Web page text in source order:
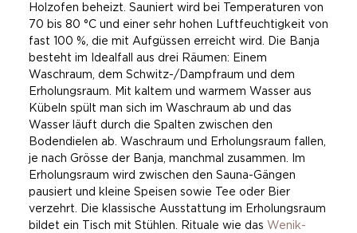
Holzofen beheizt. Sauniert wird bei Temperaturen von
70 bis 80 °C und einer sehr hohen Luftfeuchtigkeit von
fast 100 %, die mit Aufgüssen erreicht wird. Die Banja
besteht im Idealfall aus drei Räumen: Einem
Waschraum, dem Schwitz-/Dampfraum und dem
Erholungsraum. Mit kaltem und warmem Wasser aus
Kübeln spült man sich im Waschraum ab und das
Wasser läuft durch die Spalten zwischen den
Bodendielen ab. Waschraum und Erholungsraum fallen,
je nach Grösse der Banja, manchmal zusammen. Im
Erholungsraum wird zwischen den Sauna-Gängen
pausiert und kleine Speisen sowie Tee oder Bier
verzehrt. Die klassische Ausstattung im Erholungsraum
bildet ein Tisch mit Stühlen. Rituale wie das Wenik-